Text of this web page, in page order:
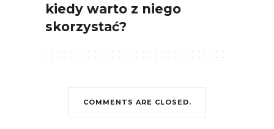
kiedy warto z niego
skorzystać?
COMMENTS ARE CLOSED.